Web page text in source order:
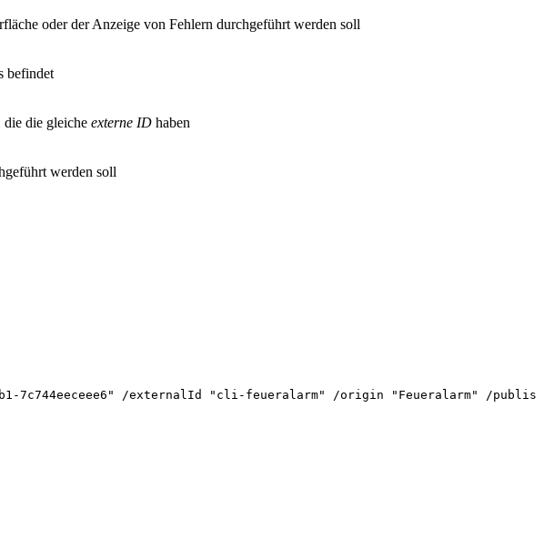
oder der Anzeige von Fehlern durchgeführt werden soll
befindet
die gleiche externe ID haben
werden soll
7c744eeceee6" /externalId "cli-feueralarm" /origin "Feueralarm" /publish